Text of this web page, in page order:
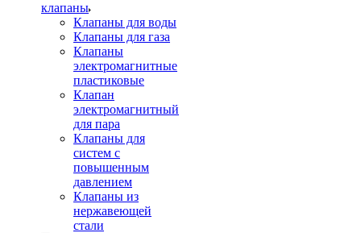
клапаны
Клапаны для воды
Клапаны для газа
Клапаны
электромагнитные
пластиковые
Клапан
электромагнитный
для пара
Клапаны для
систем с
повышенным
давлением
Клапаны из
нержавеющей
стали